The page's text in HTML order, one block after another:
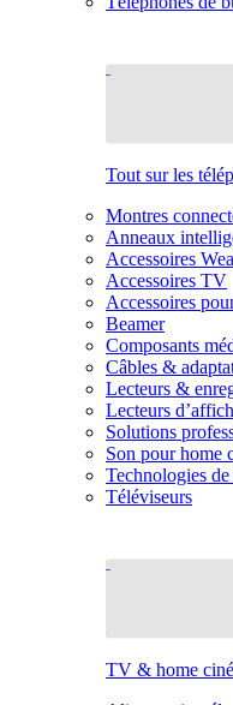
Tout sur les
Montres
Anneaux
Accessoires
Accessoires TV
Accessoires
Beamer
Composants
Câbles &
Lecteurs &
Lecteurs
Solutions
Son pour home
Technologies
Téléviseurs
TV & home